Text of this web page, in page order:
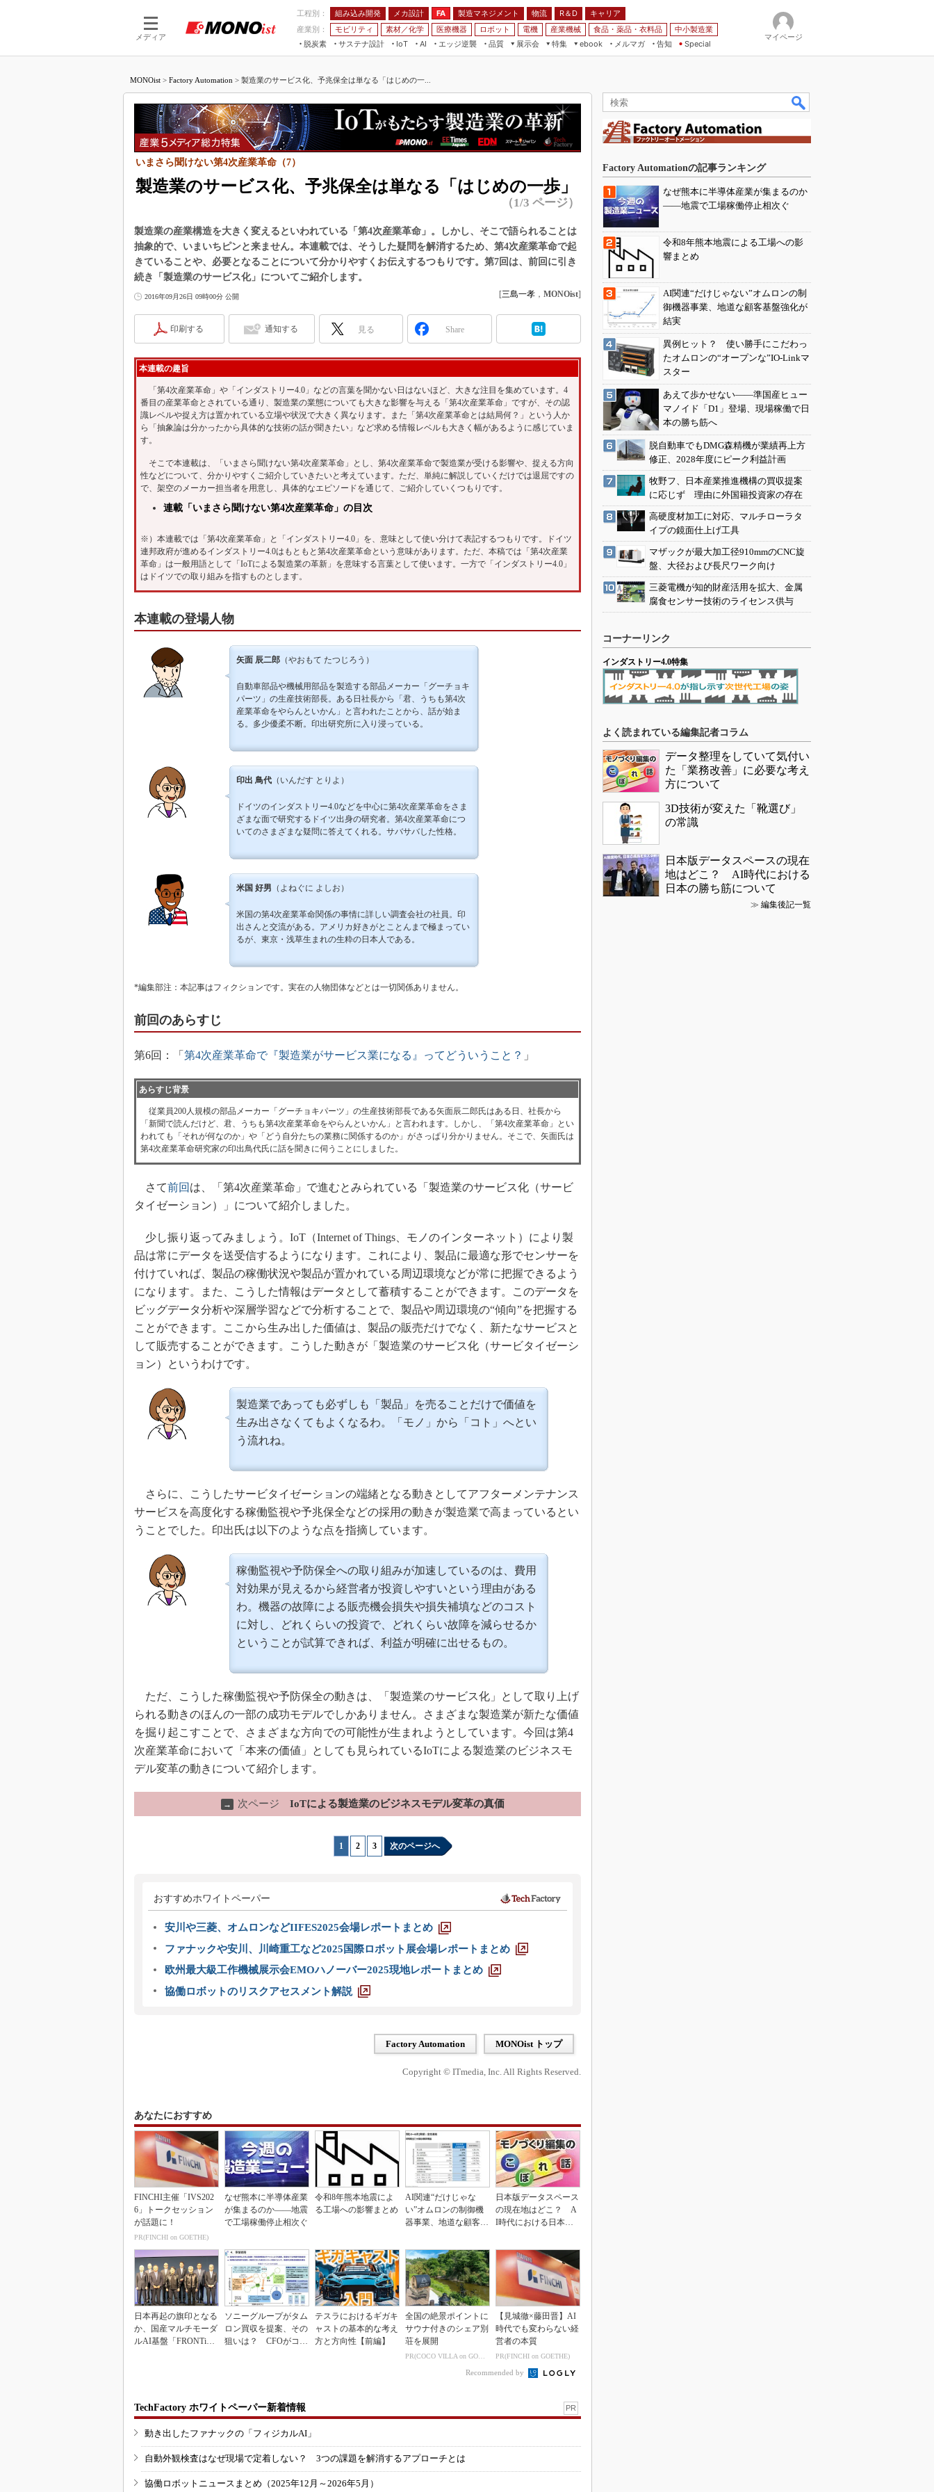
メディア
工程別： 組み込み開発 メカ設計 FA 製造マネジメント 物流 R＆D
キャリア
産業別：
モビリティ 素材／化学 医療機器 ロボット 電機 産業機械 食品・薬品・衣料品
中小製造業
脱炭素
サステナ設計
IoT
つながる工場
つながるサービス
AI
AI×設備保全
Physical AI
エッジ逆襲 品質
展示会
JIMTOF
組込み/エッジ コンピューティング
展＆IoT/5Gソリューション展
IIFES
国際ロボット展
ジャパンモビリティショー
TECHNO-FRONTIER
スマート工場EXPO
EdgeTech+
産業オープンネット展
特集
つながるクルマ
5G
VR／AR
フィールドサービス
組み込み画像技術
Windows Embedded
車載ソフト開発
3Dプリンタ
デジタルツインとCAE
S＆OP
イノベーション
製造業ビッグデータ
植物工場
知財マネジメント
制御セキュリティ
ebook
製造マネジメント
FA
モビリティ
メルマガ
告知 Special
マイページ
MONOist > Factory Automation > 製造業のサービス化、予兆保全は単なる「はじめの一...
製造業のサービス化、予兆保全は単なる「はじめの一歩」
いまさら聞けない第4次産業革命（7）
（1/3 ページ）
製造業の産業構造を大きく変えるといわれている「第4次産業革命」。しかし、そこで語られることは
抽象的で、いまいちピンと来ません。本連載では、そうした疑問を解消するため、第4次産業革命で起
きていることや、必要となることについて分かりやすくお伝えするつもりです。第7回は、前回に引き
続き「製造業のサービス化」についてご紹介します。
2016年09月26日 09時00分 公開 [三島一孝 ， MONOist]
印刷する 通知する 見る Share
本連載の趣旨
「第4次産業革命」や「インダストリー4.0」などの言葉を聞かない日はないほど、大きな注目を集めています。4
番目の産業革命とされている通り、製造業の業態についても大きな影響を与える「第4次産業革命」ですが、その認
識レベルや捉え方は置かれている立場や状況で大きく異なります。また「第4次産業革命とは結局何？」という人か
ら「抽象論は分かったから具体的な技術の話が聞きたい」など求める情報レベルも大きく幅があるように感じていま
す。
そこで本連載は、「いまさら聞けない第4次産業革命」とし、第4次産業革命で製造業が受ける影響や、捉える方向
性などについて、分かりやすくご紹介していきたいと考えています。ただ、単純に解説していくだけでは退屈ですの
で、架空のメーカー担当者を用意し、具体的なエピソードを通じて、ご紹介していくつもりです。
連載「いまさら聞けない第4次産業革命」の目次
※）本連載では「第4次産業革命」と「インダストリー4.0」を、意味として使い分けて表記するつもりです。ドイツ
連邦政府が進めるインダストリー4.0はもともと第4次産業革命という意味があります。ただ、本稿では「第4次産業
革命」は一般用語として「IoTによる製造業の革新」を意味する言葉として使います。一方で「インダストリー4.0」
はドイツでの取り組みを指すものとします。
本連載の登場人物
矢面 辰二郎 （やおもて たつじろう）
自動車部品や機械用部品を製造する部品メーカー「グーチョキ
パーツ」の生産技術部長。ある日社長から「君、うちも第4次
産業革命をやらんといかん」と言われたことから、話が始ま
る。多少優柔不断。印出研究所に入り浸っている。
印出 鳥代 （いんだす とりよ）
ドイツのインダストリー4.0などを中心に第4次産業革命をさま
ざまな面で研究するドイツ出身の研究者。第4次産業革命につ
いてのさまざまな疑問に答えてくれる。サバサバした性格。
米国 好男 （よねぐに よしお）
米国の第4次産業革命関係の事情に詳しい調査会社の社員。印
出さんと交流がある。アメリカ好きがとことんまで極まってい
るが、東京・浅草生まれの生粋の日本人である。
*編集部注：本記事はフィクションです。実在の人物団体などとは一切関係ありません。
前回のあらすじ
第6回：「 第4次産業革命で『製造業がサービス業になる』ってどういうこと？ 」
あらすじ背景
従業員200人規模の部品メーカー「グーチョキパーツ」の生産技術部長である矢面辰二郎氏はある日、社長から
「新聞で読んだけど、君、うちも第4次産業革命をやらんといかん」と言われます。しかし、「第4次産業革命」とい
われても「それが何なのか」や「どう自分たちの業務に関係するのか」がさっぱり分かりません。そこで、矢面氏は
第4次産業革命研究家の印出鳥代氏に話を聞きに伺うことにしました。
さて前回 は、「第4次産業革命」で進むとみられている「製造業のサービス化（サービ
タイゼーション）」について紹介しました。
少し振り返ってみましょう。IoT（Internet of Things、モノのインターネット）により製
品は常にデータを送受信するようになります。これにより、製品に最適な形でセンサーを
付けていれば、製品の稼働状況や製品が置かれている周辺環境などが常に把握できるよう
になります。また、こうした情報はデータとして蓄積することができます。このデータを
ビッグデータ分析や深層学習などで分析することで、製品や周辺環境の“傾向”を把握する
ことができます。ここから生み出した価値は、製品の販売だけでなく、新たなサービスと
して販売することができます。こうした動きが「製造業のサービス化（サービタイゼーシ
ョン）というわけです。
製造業であっても必ずしも「製品」を売ることだけで価値を
生み出さなくてもよくなるわ。「モノ」から「コト」へとい
う流れね。
さらに、こうしたサービタイゼーションの端緒となる動きとしてアフターメンテナンス
サービスを高度化する稼働監視や予兆保全などの採用の動きが製造業で高まっているとい
うことでした。印出氏は以下のような点を指摘しています。
稼働監視や予防保全への取り組みが加速しているのは、費用
対効果が見えるから経営者が投資しやすいという理由がある
わ。機器の故障による販売機会損失や損失補填などのコスト
に対し、どれくらいの投資で、どれくらい故障を減らせるか
ということが試算できれば、利益が明確に出せるもの。
ただ、こうした稼働監視や予防保全の動きは、「製造業のサービス化」として取り上げ
られる動きのほんの一部の成功モデルでしかありません。さまざまな製造業が新たな価値
を掘り起こすことで、さまざまな方向での可能性が生まれようとしています。今回は第4
次産業革命において「本来の価値」としても見られているIoTによる製造業のビジネスモ
デル変革の動きについて紹介します。
→ 次ページ IoTによる製造業のビジネスモデル変革の真価
1 2 3 次のページへ
おすすめホワイトペーパー
安川や三菱、オムロンなどIIFES2025会場レポートまとめ
ファナックや安川、川崎重工など2025国際ロボット展会場レポートまとめ
欧州最大級工作機械展示会EMOハノーバー2025現地レポートまとめ
協働ロボットのリスクアセスメント解説
Factory Automation MONOist トップ
Copyright © ITmedia, Inc. All Rights Reserved.
あなたにおすすめ
FINCHI主催「IVS202
6」トークセッション
が話題に！
PR(FINCHI on GOETHE)
なぜ熊本に半導体産業
が集まるのか――地震
で工場稼働停止相次ぐ
令和8年熊本地震によ
る工場への影響まとめ
AI関連“だけじゃな
い”オムロンの制御機
器事業、地道な顧客基
日本版データスペース
の現在地はどこ？ A
I時代における日本の
日本再起の旗印となる
か、国産マルチモーダ
ルAI基盤「FRONTi
ソニーグループがタム
ロン買収を提案、その
狙いは？ CFOがコメ
テスラにおけるギガキ
ャストの基本的な考え
方と方向性【前編】
全国の絶景ポイントに
サウナ付きのシェア別
荘を展開
PR(COCO VILLA on GOETHE)
【見城徹×藤田晋】AI
時代でも変わらない経
営者の本質
PR(FINCHI on GOETHE)
Recommended by
TechFactory ホワイトペーパー新着情報 PR
動き出したファナックの「フィジカルAI」
自動外観検査はなぜ現場で定着しない？ 3つの課題を解消するアプローチとは
協働ロボットニュースまとめ（2025年12月～2026年5月）
Factory Automationの記事ランキング
なぜ熊本に半導体産業が集まるのか
――地震で工場稼働停止相次ぐ
令和8年熊本地震による工場への影
響まとめ
AI関連“だけじゃない”オムロンの制
御機器事業、地道な顧客基盤強化が
結実
異例ヒット？ 使い勝手にこだわっ
たオムロンの“オープンな”IO-Linkマ
スター
あえて歩かせない――準国産ヒュー
マノイド「D1」登場、現場稼働で日
本の勝ち筋へ
脱自動車でもDMG森精機が業績再上方
修正、2028年度にピーク利益計画
牧野フ、日本産業推進機構の買収提案
に応じず 理由に外国籍投資家の存在
高硬度材加工に対応、マルチローラタ
イプの鏡面仕上げ工具
マザックが最大加工径910mmのCNC旋
盤、大径および長尺ワーク向け
三菱電機が知的財産活用を拡大、金属
腐食センサー技術のライセンス供与
コーナーリンク
インダストリー4.0特集
よく読まれている編集記者コラム
データ整理をしていて気付い
た「業務改善」に必要な考え
方について
3D技術が変えた「靴選び」
の常識
日本版データスペースの現在
地はどこ？ AI時代における
日本の勝ち筋について
≫ 編集後記一覧